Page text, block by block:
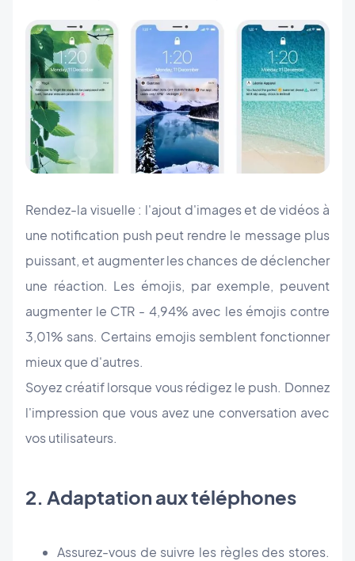
Rendez-la visuelle : l'ajout d'images et de vidéos à
une notification push peut rendre le message plus
puissant, et augmenter les chances de déclencher
une réaction. Les émojis, par exemple, peuvent
augmenter le CTR - 4,94% avec les émojis contre
3,01% sans. Certains emojis semblent fonctionner
mieux que d'autres.
Soyez créatif lorsque vous rédigez le push. Donnez
l'impression que vous avez une conversation avec
vos utilisateurs.
2. Adaptation aux téléphones
Assurez-vous de suivre les règles des stores.